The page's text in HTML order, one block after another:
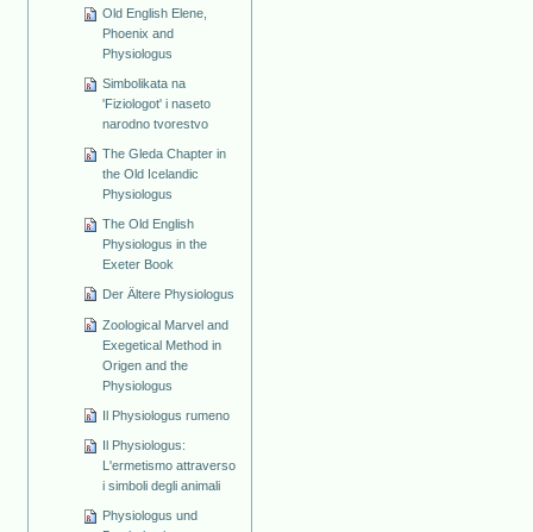
Old English Elene,
Phoenix and
Physiologus
Simbolikata na
'Fiziologot' i naseto
narodno tvorestvo
The Gleda Chapter in
the Old Icelandic
Physiologus
The Old English
Physiologus in the
Exeter Book
Der Ältere Physiologus
Zoological Marvel and
Exegetical Method in
Origen and the
Physiologus
Il Physiologus rumeno
Il Physiologus:
L'ermetismo attraverso
i simboli degli animali
Physiologus und